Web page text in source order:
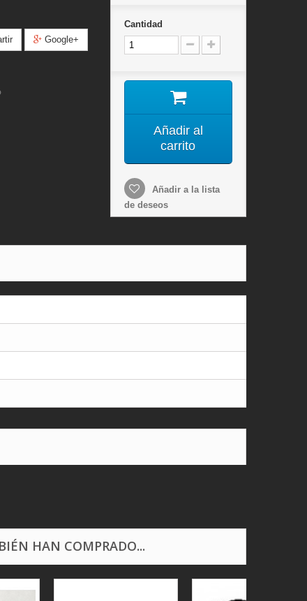
Google+
Cantidad
Añadir al
carrito
Añadir a la lista
de deseos
HAN COMPRADO...